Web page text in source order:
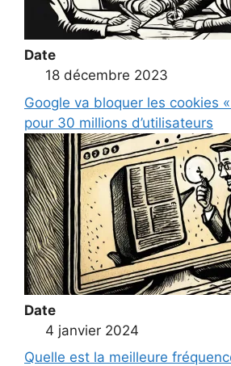
Date
18 décembre 2023
Google va bloquer les cookies
pour 30 millions d’utilisateurs
Date
4 janvier 2024
Quelle est la meilleure